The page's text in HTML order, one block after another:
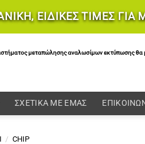
ΕΙΔΙΚΕΣ ΤΙΜΕΣ
μεταπώλησης αναλωσίμων εκτύπωσης θα
ΣΧΕΤΙΚΑ ΜΕ ΕΜΑΣ
/ CHIP